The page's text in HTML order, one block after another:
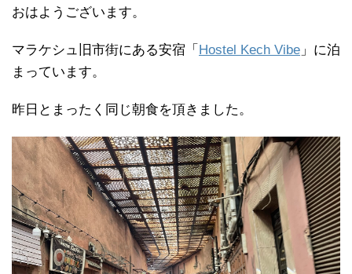
おはようございます。
マラケシュ旧市街にある安宿「 Hostel Kech Vibe 」に泊
まっています。
昨日とまったく同じ朝食を頂きました。